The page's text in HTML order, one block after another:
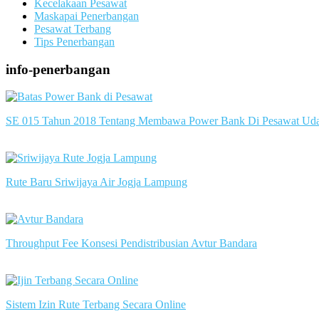
Kecelakaan Pesawat
Maskapai Penerbangan
Pesawat Terbang
Tips Penerbangan
info-penerbangan
SE 015 Tahun 2018 Tentang Membawa Power Bank Di Pesawat
Rute Baru Sriwijaya Air Jogja Lampung
Throughput Fee Konsesi Pendistribusian Avtur Bandara
Sistem Izin Rute Terbang Secara Online